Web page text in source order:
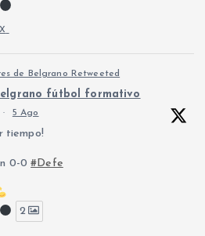
X
de Belgrano Retweeted
fútbol formativo
· 5 Ago
tiempo!
0-0#Defe
2